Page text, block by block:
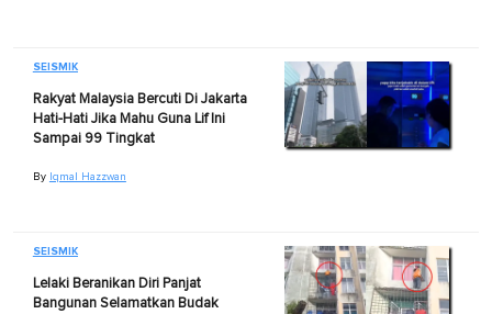
SEISMIK
Rakyat Malaysia Bercuti Di Jakarta
Hati-Hati Jika Mahu Guna Lif Ini
Sampai 99 Tingkat
By Iqmal Hazzwan
SEISMIK
Lelaki Beranikan Diri Panjat
Bangunan Selamatkan Budak